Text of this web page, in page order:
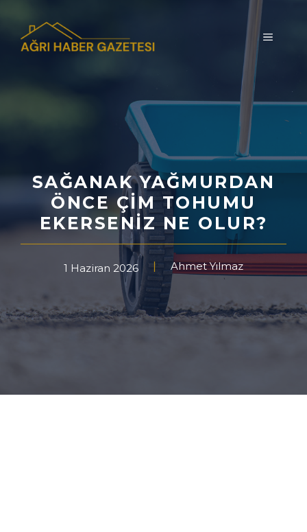
MENÜ
SAĞANAK YAĞMURDAN
ÖNCE ÇIM TOHUMU
EKERSENIZ NE OLUR?
1 Haziran 2026 Ahmet Yılmaz